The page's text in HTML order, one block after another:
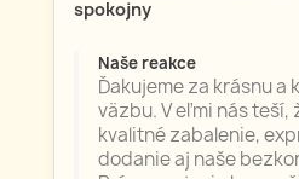
spokojny
Naše reakce
Ďakujeme za krásnu a
väzbu. V eľmi nás teší,
kvalitné zabalenie,
dodanie aj naše